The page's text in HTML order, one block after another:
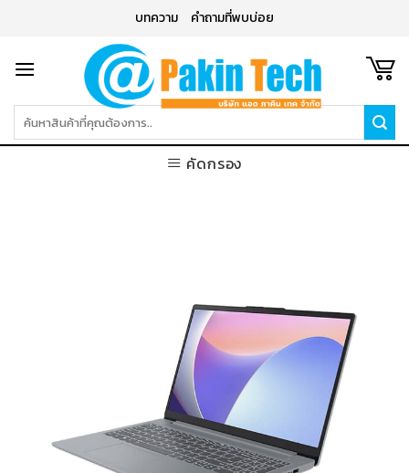
บทความ คำถามที่พบบ่อย
คัดกรอง